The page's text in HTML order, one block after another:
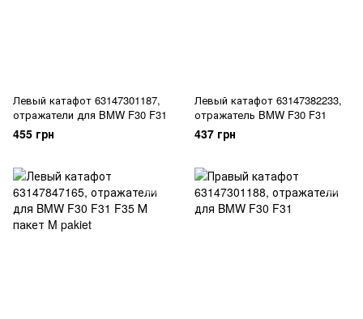
Левый катафот 63147301187,
отражатели для BMW F30 F31
455 грн
Левый катафот 63147382233,
отражатель BMW F30 F31
437 грн